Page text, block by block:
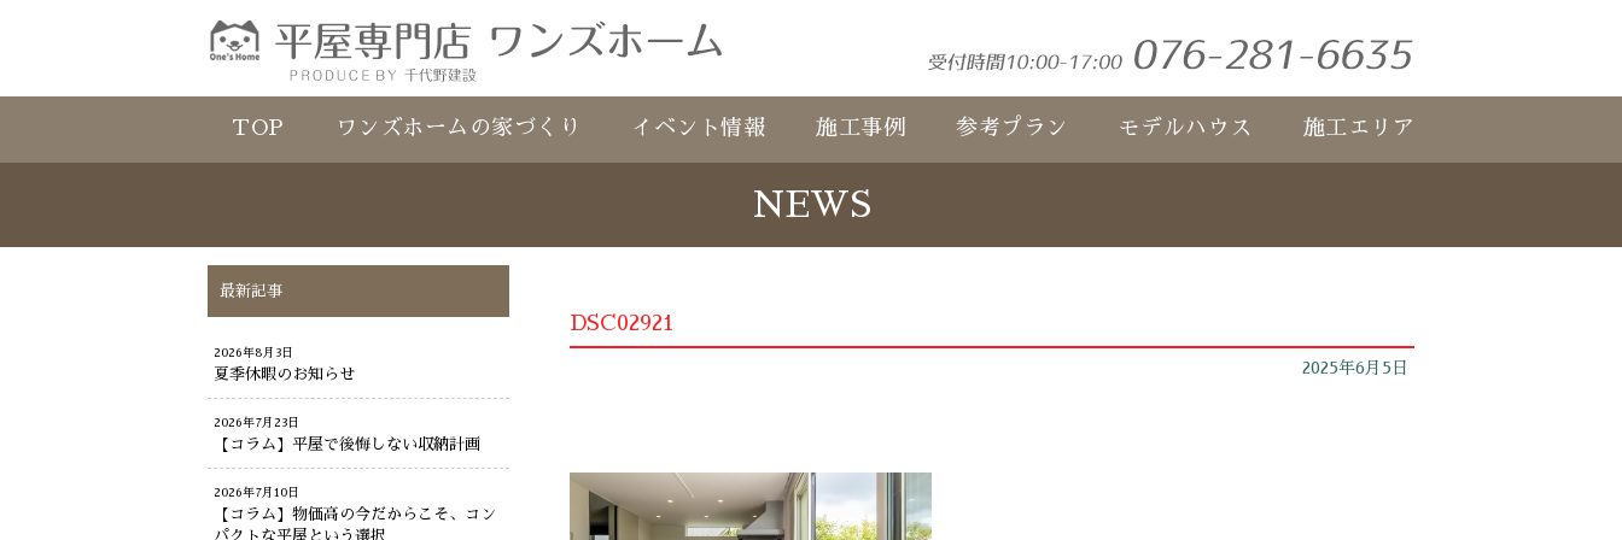
TOP ワンズホームの家づくり イベント情報 施工事例 参考プラン モデルハウス 施工エリア
NEWS
DSC02921
2025年6月5日
最新記事
2026年8月3日
夏季休暇のお知らせ
2026年7月23日
【コラム】平屋で後悔しない収納計画
2026年7月10日
【コラム】物価高の今だからこそ、コン
パクトな平屋という選択